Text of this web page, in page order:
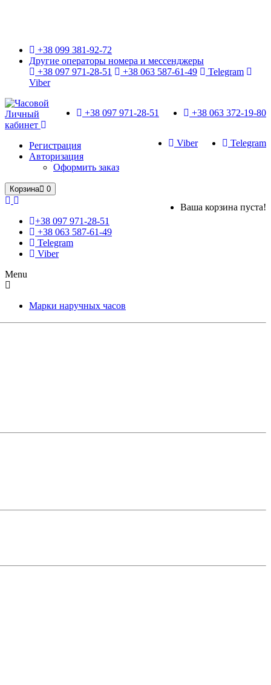
+38 099 381-92-72
Другие операторы номера и мессенджеры
+38 097 971-28-51
+38 063 587-61-49
Telegram
Viber
+38 063 372-19-80
+38 097 971-28-51
Telegram
Viber
Личный
кабинет
Регистрация
Авторизация
Оформить заказ
Корзина 0
Ваша корзина пуста!
+38 097 971-28-51
+38 063 587-61-49
Telegram
Viber
Menu
Марки наручных часов